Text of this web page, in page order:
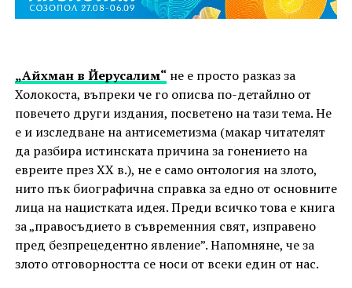
„Айхман в Йерусалим“не е просто разказ за
Холокоста, въпреки че го описва по-детайлно от
повечето други издания, посветено на тази тема. Не
е и изследване на антисеметизма (макар читателят
да разбира истинската причина за гонението на
евреите през XX в.), не е само онтология на злото,
нито пък биографична справка за едно от основните
лица на нацистката идея. Преди всичко това е книга
за „правосъдието в съвременния свят, изправено
пред безпрецедентно явление”. Напомняне, че за
злото отговорността се носи от всеки един от нас.